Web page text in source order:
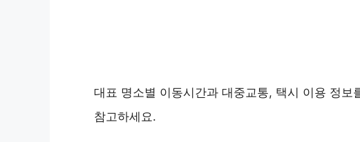
대표 명소별 이동시간과 대중교통, 택시 이용 정보
참고하세요.